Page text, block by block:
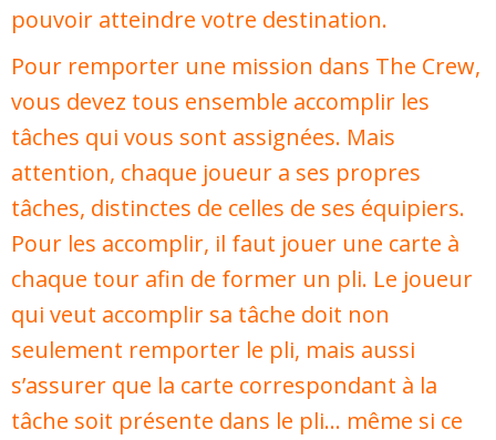
pouvoir atteindre votre destination.
Pour remporter une mission dans The Crew,
vous devez tous ensemble accomplir les
tâches qui vous sont assignées. Mais
attention, chaque joueur a ses propres
tâches, distinctes de celles de ses équipiers.
Pour les accomplir, il faut jouer une carte à
chaque tour afin de former un pli. Le joueur
qui veut accomplir sa tâche doit non
seulement remporter le pli, mais aussi
s’assurer que la carte correspondant à la
tâche soit présente dans le pli… même si ce